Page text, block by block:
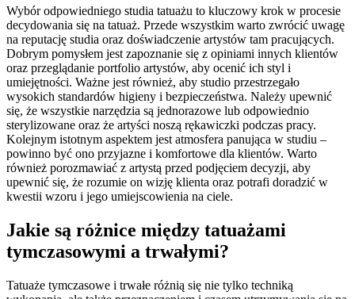
Wybór odpowiedniego studia tatuażu to kluczowy krok w procesie
decydowania się na tatuaż. Przede wszystkim warto zwrócić uwagę
na reputację studia oraz doświadczenie artystów tam pracujących.
Dobrym pomysłem jest zapoznanie się z opiniami innych klientów
oraz przeglądanie portfolio artystów, aby ocenić ich styl i
umiejętności. Ważne jest również, aby studio przestrzegało
wysokich standardów higieny i bezpieczeństwa. Należy upewnić
się, że wszystkie narzędzia są jednorazowe lub odpowiednio
sterylizowane oraz że artyści noszą rękawiczki podczas pracy.
Kolejnym istotnym aspektem jest atmosfera panująca w studiu –
powinno być ono przyjazne i komfortowe dla klientów. Warto
również porozmawiać z artystą przed podjęciem decyzji, aby
upewnić się, że rozumie on wizję klienta oraz potrafi doradzić w
kwestii wzoru i jego umiejscowienia na ciele.
Jakie są różnice między tatuażami
tymczasowymi a trwałymi?
Tatuaże tymczasowe i trwałe różnią się nie tylko techniką